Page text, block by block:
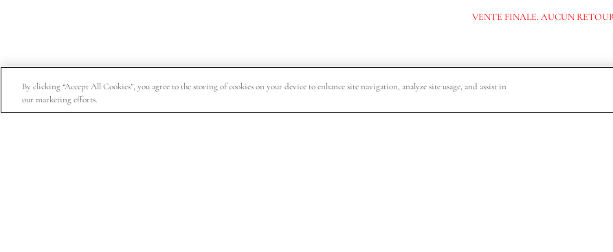
VENTE FINALE. AUCUN
Abonnez-vous pour obtenir 15 % de rabais sur votre première commande, un accès exclusif aux événements de magasinage VIP,
By clicking “Accept All Cookies”, you agree to the storing of cookies on your device to enhance site navigation, analyze site usage, and assist in
our marketing efforts.